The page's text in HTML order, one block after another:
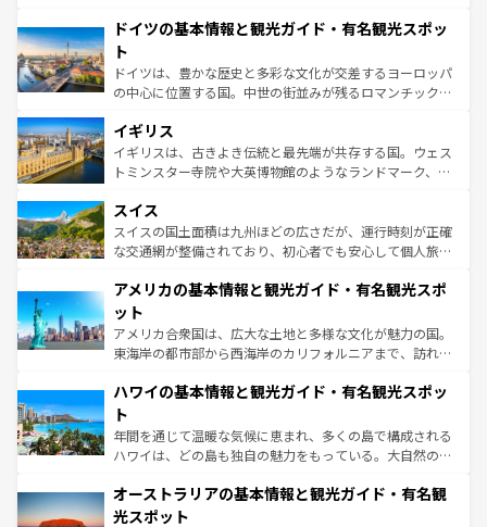
せる。地方によって風土や気候が異なるスペインはその個
ンテンツ一覧 を参照してほしい。
で、幅広い魅力が詰まっている。華麗な宮殿、歴史的な大
聖堂、美しいビーチ、そして豊かな自然が、訪れる者を心
から魅了する。また、フランスは美食の国としても知ら
れ、フランス料理はユネスコ無形文化遺産にも登録されて
香り高いラベンダー畑など、多彩な楽しみ方が可能だ。さ
らに、パリ以外の地域にも魅力が溢れており、どの街角に
も豊かな歴史と文化が息づいている。パリ以外の個性あふ
を参照してほしい。
ドイツの基本情報と観光ガイド・有名観光スポッ
ト
ドイツは、豊かな歴史と多彩な文化が交差するヨーロッパ
の中心に位置する国。中世の街並みが残るロマンチック街
顔を持つこの国は、どこを歩いても飽きることがない。ベ
ルリンの文化的活気、バイエルン州のアルプスの絶景、そ
してライン川沿いのワイン畑といった風景は必見。ビール
は、お酒好きな人にはぜひ体験してほしい。 なお、新着の
ドイツ情報はコンテンツ一覧を参照してほしい。
イギリス
イギリスは、古きよき伝統と最先端が共存する国。ウェス
トミンスター寺院や大英博物館のようなランドマーク、歴
リアごとに異なる魅力がある。また、優雅なアフタヌーン
ティー、ビール好きにはたまらない英国パブ、サッカー観
戦など、本場だからこそできる体験も豊富。イギリスを旅
ンツ一覧を参照してほしい。
スイス
スイスの国土面積は九州ほどの広さだが、運行時刻が正確
な交通網が整備されており、初心者でも安心して個人旅行
の建物がそのまま残る町や、スイスならではのユニークな
博物館もあり、アルプス観光だけでなく町歩きも満喫する
ことができる。国民の所得が高いため物価も高いが、旅行
者向けの交通パス提供のサービスもあり、うまく活用すれ
着のスイス情報はコンテンツ一覧を参照してほしい。
アメリカの基本情報と観光ガイド・有名観光スポ
ット
アメリカ合衆国は、広大な土地と多様な文化が魅力の国。
東海岸の都市部から西海岸のカリフォルニアまで、訪れる
のような巨大都市は、観光、ショッピング、エンターテイ
ンメントが詰まった刺激的なスポットだ。一方、アメリカ
西部には大自然が広がり、グランドキャニオンやイエロー
ストーン国立公園といった絶景が堪能できる。さらに、南
文化が魅力。旅行者はアメリカの各地域で異なる魅力を楽
しみながら、その多様性と豊かな歴史を感じることができ
ハワイの基本情報と観光ガイド・有名観光スポッ
ト
年間を通じて温暖な気候に恵まれ、多くの島で構成される
ハワイは、どの島も独自の魅力をもっている。大自然の神
ワイ島は見逃せない。また、定番の観光地といえばオアフ
島だが、静かな自然を求めるならマウイ島やカウアイ島が
オーストラリアの基本情報と観光ガイド・有名観
光スポット